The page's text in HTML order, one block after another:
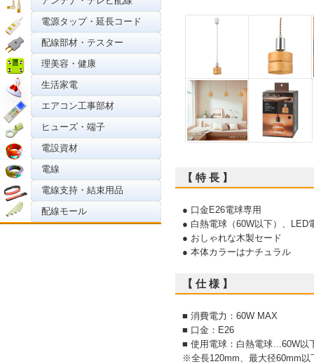
電源タップ・延長コード
配線部材・テスター
理美容・健康
生活家電
エアコン工事部材
ヒューズ・端子
電設資材
電線
電線支持・結束用品
配線モール
【 特 長 】
● 口金E26電球専用
● 白熱電球（60W以下）、LED
● おしゃれな木製セード
● 本体カラーはナチュラル
【 仕 様 】
■ 消費電力：60W MAX
■ 口金：E26
■ 使用電球：白熱電球…60W以
※全長120mm、最大径60mm以